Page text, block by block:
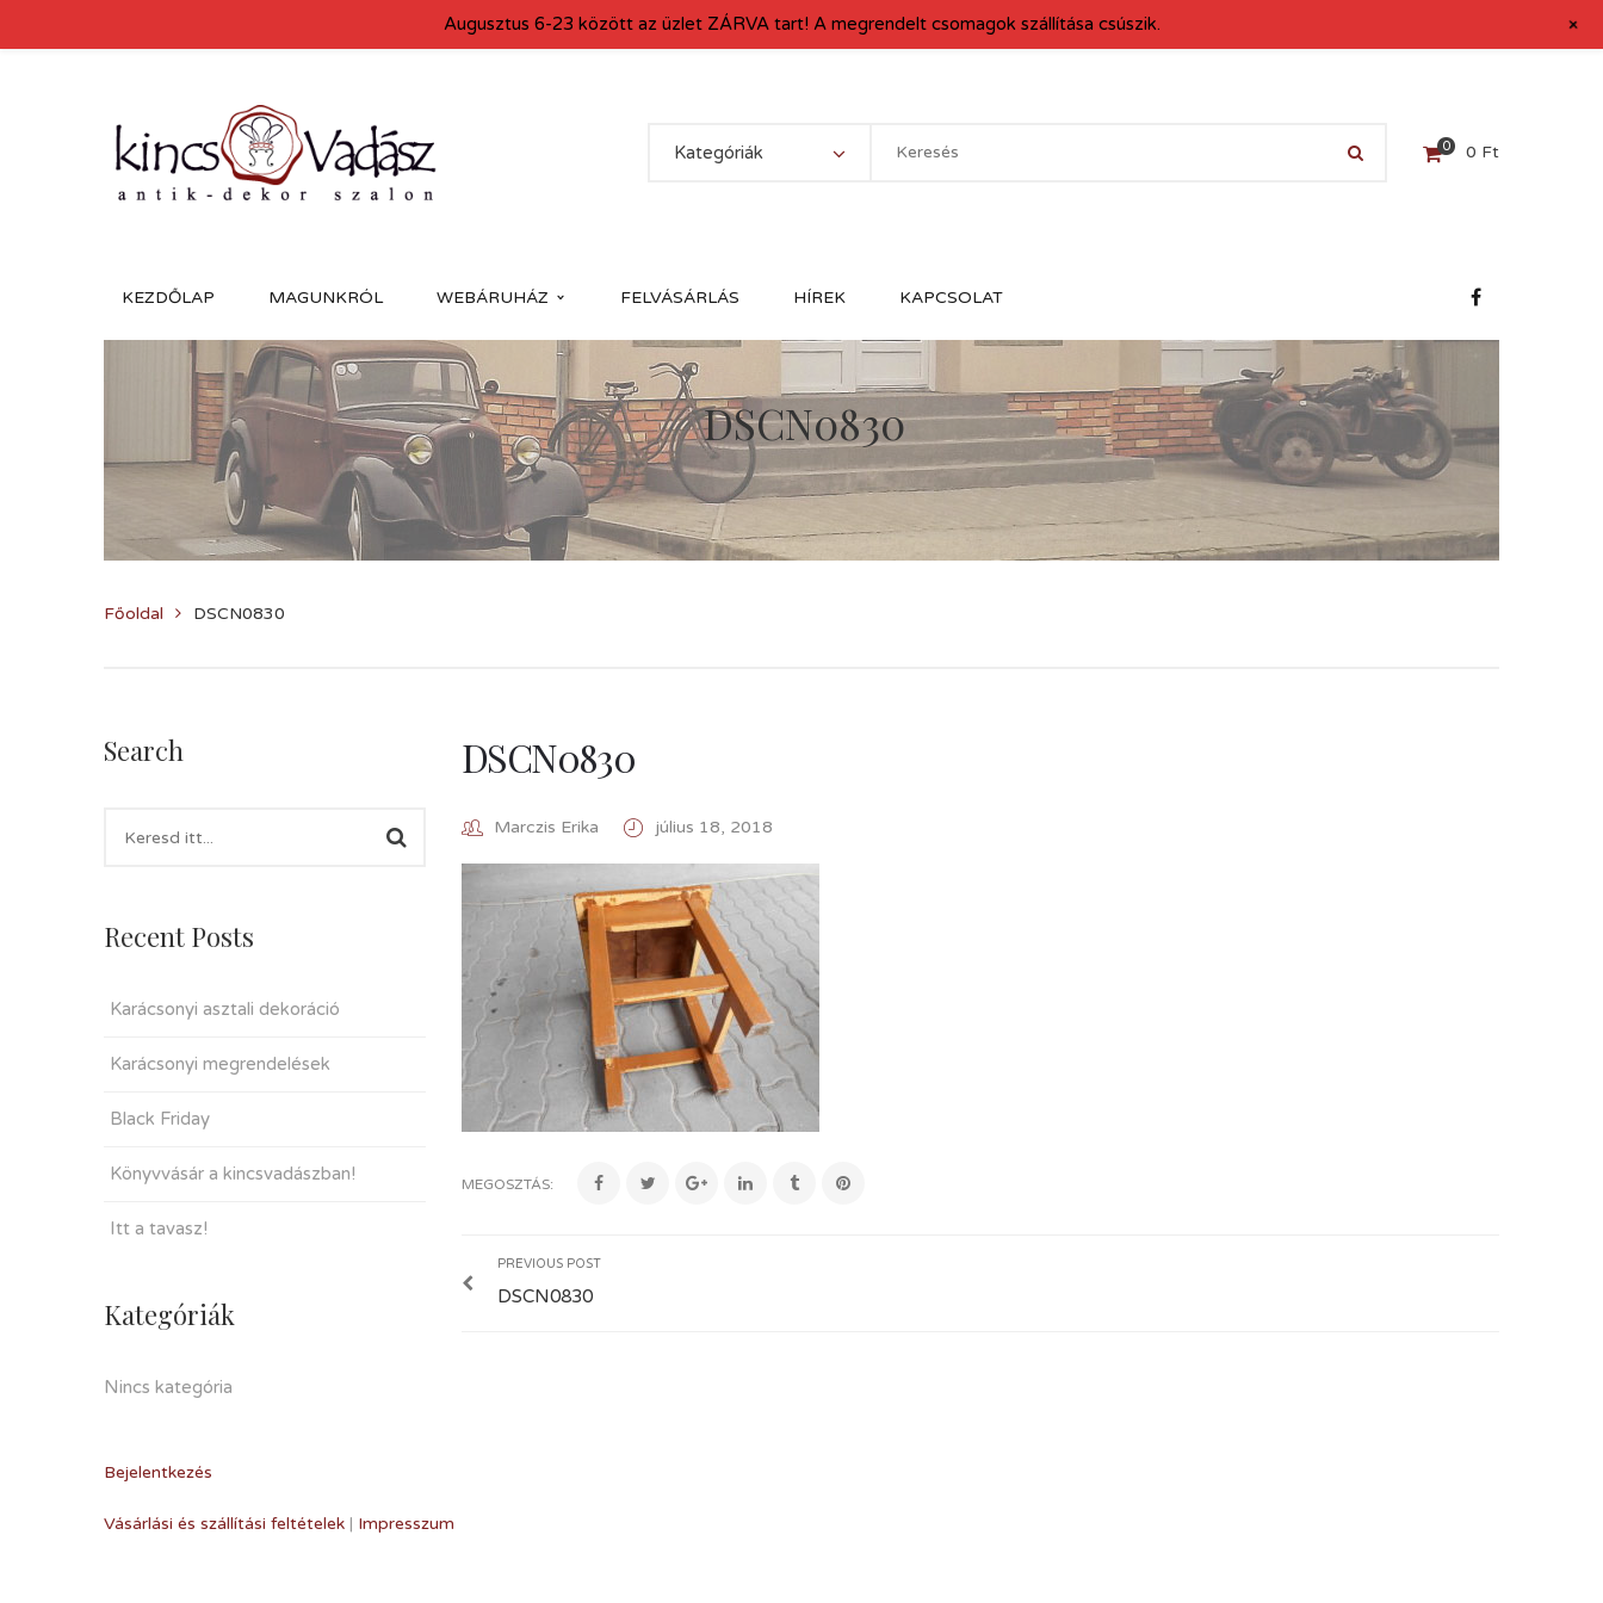
Kategóriák 0 0 Ft
KEZDŐLAP MAGUNKRÓL WEBÁRUHÁZ FELVÁSÁRLÁS HÍREK KAPCSOLAT
DSCN0830
Főoldal DSCN0830
Search
Recent Posts
Karácsonyi asztali dekoráció
Karácsonyi megrendelések
Black Friday
Könyvvásár a kincsvadászban!
Itt a tavasz!
Kategóriák
Nincs kategória
Bejelentkezés
DSCN0830
Marczis Erika július 18, 2018
MEGOSZTÁS:
PREVIOUS POST
DSCN0830
Vásárlási és szállítási feltételek | Impresszum
Augusztus 6-23 között az üzlet ZÁRVA tart! A megrendelt csomagok szállítása csúszik. +